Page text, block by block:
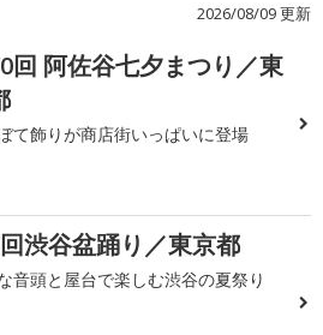
2026/08/09 更新
回 阿佐谷七夕まつり／東
て飾りが商店街いっぱいに登場
渋谷盆踊り／東京都
音頭と屋台で楽しむ渋谷の夏祭り